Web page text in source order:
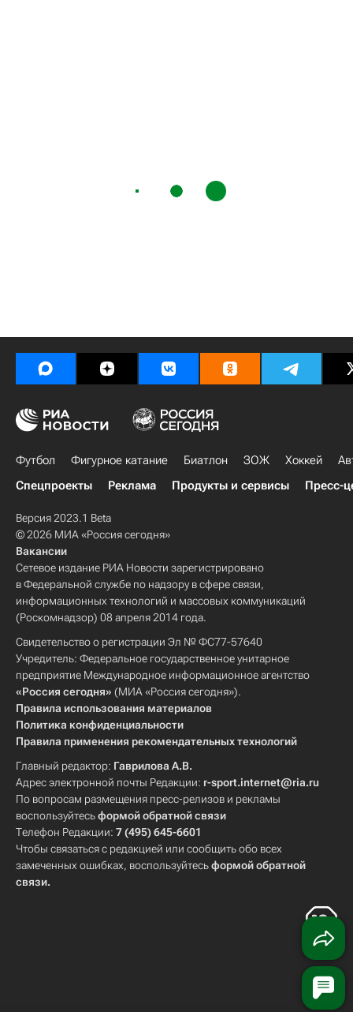
Футбол Фигурное катание Биатлон ЗОЖ Хоккей
Спецпроекты
Реклама Продукты и сервисы Пресс-
Версия 2023.1 Beta
© 2026 МИА «Россия сегодня»
Вакансии
Сетевое издание РИА Новости зарегистрировано
в Федеральной службе по надзору в сфере связи,
информационных технологий и массовых коммуникаций
(Роскомнадзор) 08 апреля 2014 года.
Свидетельство о регистрации Эл № ФС77-57640
Учредитель: Федеральное государственное унитарное
предприятие Международное информационное агентство
«Россия сегодня» (МИА «Россия сегодня»).
Правила использования материалов
Политика конфиденциальности
Правила применения рекомендательных технологий
Главный редактор: Гаврилова А.В.
Адрес электронной почты Редакции: r-sport.internet@ria.ru
По вопросам размещения пресс-релизов и рекламы
воспользуйтесьформой обратной связи
Телефон Редакции: 7 (495) 645-6601
Чтобы связаться с редакцией или сообщить обо всех
замеченных ошибках, воспользуйтесьформой обратной
связи.